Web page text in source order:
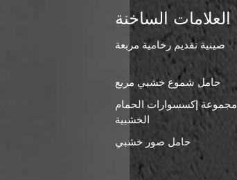
العلامات الساخنة
صينية تقديم رخامية مربعة
حامل شموع خشبي مربع
مجموعة إكسسوارات الحمام
الخشبية
حامل صور خشبي